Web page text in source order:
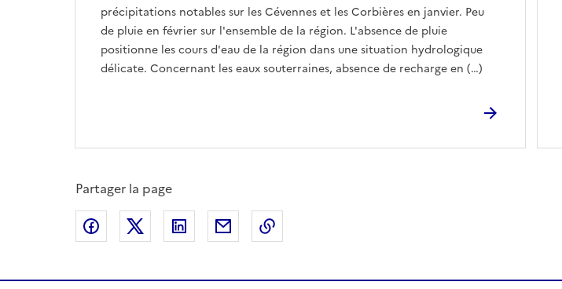
précipitations notables sur les Cévennes et les Corbières en janvier. Peu
de pluie en février sur l'ensemble de la région. L'absence de pluie
positionne les cours d'eau de la région dans une situation hydrologique
délicate. Concernant les eaux souterraines, absence de recharge en (…)
Partager la page
Partager sur Facebook
Partager sur XPartager sur LinkedIn
Partager par email